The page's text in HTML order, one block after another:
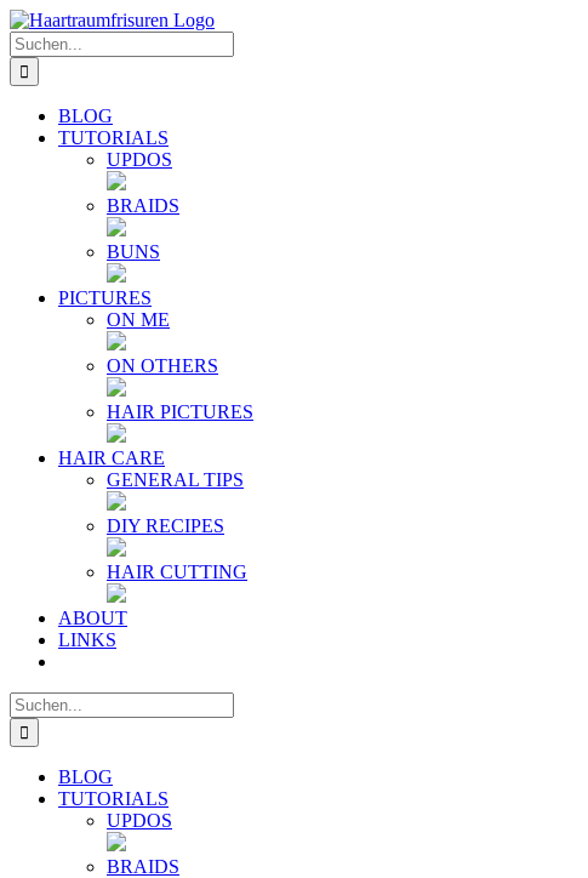
Zum
Inhalt
springen
E-
Mail
YouTube
Instagram
Facebook
Twitter
Suche
nach:
BLOG
TUTORIALS
UPDOS
BRAIDS
BUNS
PICTURES
ON ME
ON OTHERS
HAIR PICTURES
HAIR CARE
GENERAL TIPS
DIY RECIPES
HAIR CUTTING
ABOUT
LINKS
Suche
nach:
BLOG
TUTORIALS
UPDOS
BRAIDS